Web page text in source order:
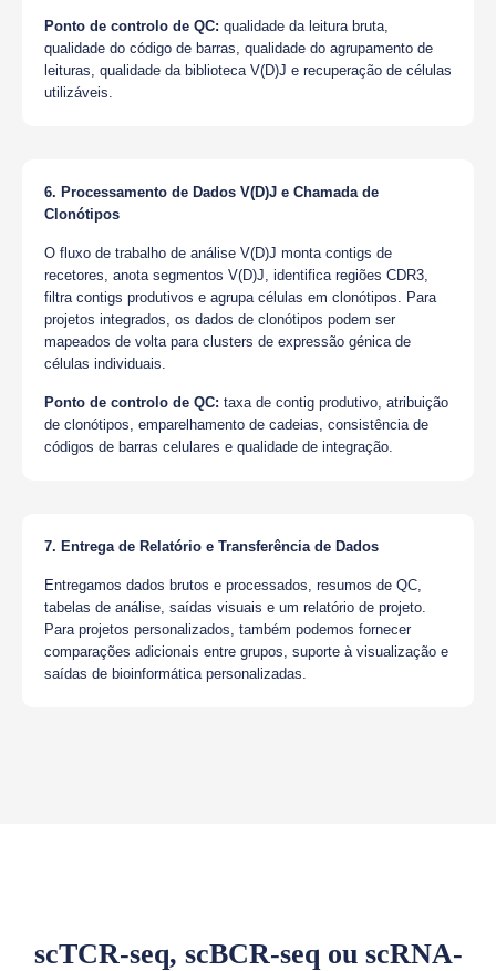
Ponto de controlo de QC: qualidade da leitura bruta,
qualidade do código de barras, qualidade do agrupamento de
leituras, qualidade da biblioteca V(D)J e recuperação de células
utilizáveis.
6. Processamento de Dados V(D)J e Chamada de
Clonótipos
O fluxo de trabalho de análise V(D)J monta contigs de
recetores, anota segmentos V(D)J, identifica regiões CDR3,
filtra contigs produtivos e agrupa células em clonótipos. Para
projetos integrados, os dados de clonótipos podem ser
mapeados de volta para clusters de expressão génica de
células individuais.
Ponto de controlo de QC: taxa de contig produtivo, atribuição
de clonótipos, emparelhamento de cadeias, consistência de
códigos de barras celulares e qualidade de integração.
7. Entrega de Relatório e Transferência de Dados
Entregamos dados brutos e processados, resumos de QC,
tabelas de análise, saídas visuais e um relatório de projeto.
Para projetos personalizados, também podemos fornecer
comparações adicionais entre grupos, suporte à visualização e
saídas de bioinformática personalizadas.
scTCR-seq, scBCR-seq ou scRNA-